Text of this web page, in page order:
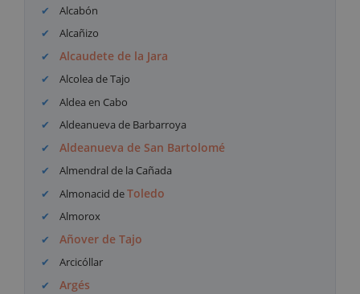
Alcabón
Alcañizo
Alcaudete de la Jara
Alcolea de Tajo
Aldea en Cabo
Aldeanueva de Barbarroya
Aldeanueva de San Bartolomé
Almendral de la Cañada
Almonacid deToledo
Almorox
Añover de Tajo
Arcicóllar
Argés